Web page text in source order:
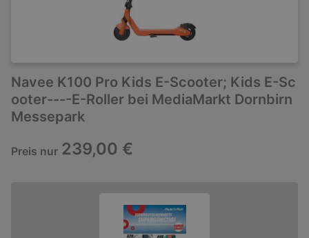
Navee K100 Pro Kids E-Scooter; Kids E-Sc
ooter----E-Roller bei MediaMarkt Dornbirn
Messepark
Preis nur 239,00 €